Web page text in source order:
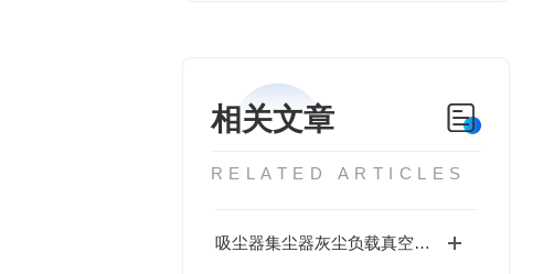
相关文章
RELATED ARTICLES
吸尘器集尘器灰尘负载真空度测试设备相关的测试标准